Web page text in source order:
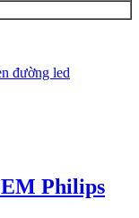
đường led
Philips